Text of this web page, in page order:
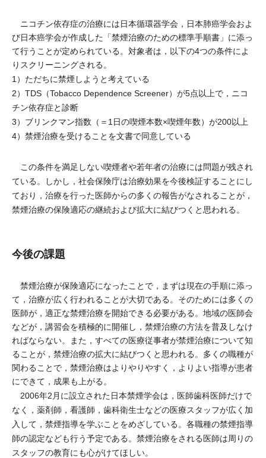
ニコチン依存症の治療には日本循環器学会，日本肺癌学会およ
び日本癌学会が作成した「禁煙治療のための標準手順書」に添っ
て行うことが定められている。対象者は，以下の4つの条件によ
りスクリーニングされる。
1）ただちに禁煙しようと考えている
2）TDS（Tobacco Dependence Screener）が5点以上で，ニコ
チン依存症と診断
3）ブリンクマン指数（＝1日の喫煙本数×喫煙年数）が200以上
4）禁煙治療を受けることを文書で同意している
この条件を満足しない喫煙者や若年者の治療には問題が残され
ている。しかし，社会保険庁は治療効果を今後検証することにし
ており，治療を行った医師からの多くの報告がなされることが，
禁煙治療の保険適応の継続および拡大に結びつくと思われる。
今後の課題
禁煙治療が保険適応になったことで，まずは現在の手順に添っ
て，治療が広く行われることが大切である。そのためには多くの
医師が，適正な禁煙治療を開始できる必要がある。地域の医師会
などが，講習会を積極的に開催し，禁煙治療の方法を普及しなけ
ればならない。また，すべての医療従事者が禁煙治療について知
ることが，禁煙治療の拡大に結びつくと思われる。多くの職種が
関わることで，禁煙治療はよりやりやすく，よりよい指導が患者
にできて，成果も上がる。
2006年2月に設立された日本禁煙学会は，医師歯科医師だけで
なく，薬剤師，看護師，歯科衛生士などの医療スタッフが広く加
入して，禁煙指導を学ぶことをめざしている。各職種の禁煙指導
師の認定なども行う予定である。禁煙治療をされる医師は周りの
スタッフの教育にも心がけてほしい。